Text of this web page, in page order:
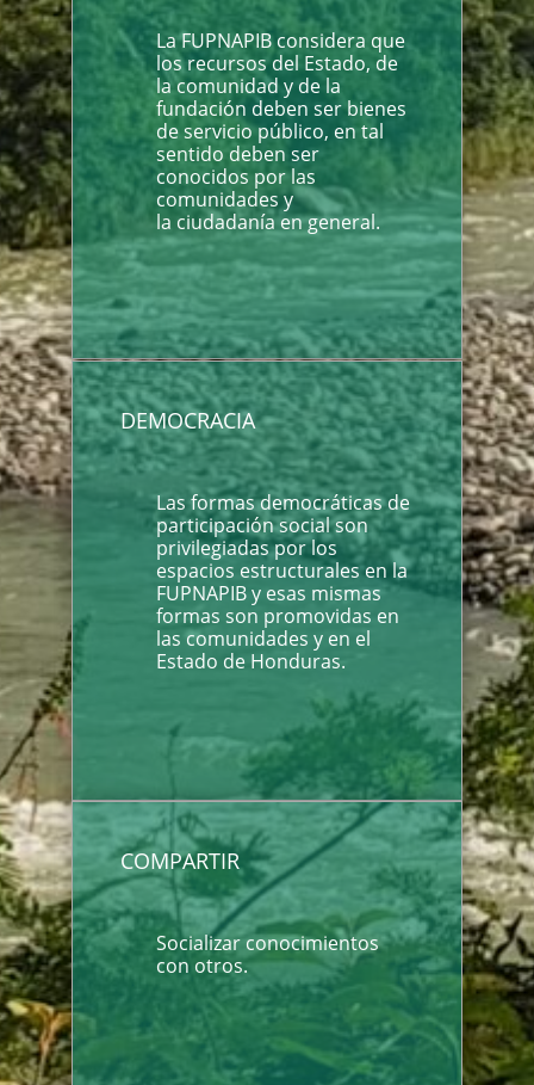
La FUPNAPIB considera que
los recursos del Estado, de
la comunidad y de la
fundación deben ser bienes
de servicio público, en tal
sentido deben ser
conocidos por las
comunidades y
la ciudadanía en general.
DEMOCRACIA
Las formas democráticas de
participación social son
privilegiadas por los
espacios estructurales en la
FUPNAPIB y esas mismas
formas son promovidas en
las comunidades y en el
Estado de Honduras.
COMPARTIR
Socializar conocimientos
con otros.